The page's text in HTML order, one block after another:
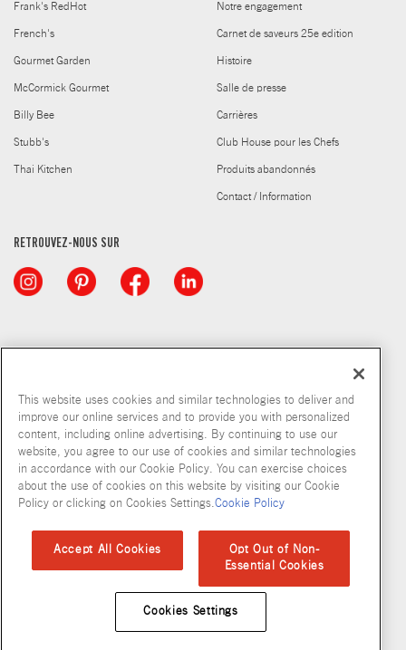
Frank's RedHot
French's
Gourmet Garden
McCormick Gourmet
Billy Bee
Stubb's
Thai Kitchen
Notre engagement
Carnet de saveurs 25e edition
Histoire
Salle de presse
Carrières
Club House pour les Chefs
Produits abandonnés
Contact / Information
RETROUVEZ-NOUS SUR
© McCormick & Company, Inc. 2026
Politique en matiere de fichiers temoins
Plan du site
Normes d'accessibilité
This website uses cookies and similar technologies to deliver and
improve our online services and to provide you with personalized
content, including online advertising. By continuing to use our
website, you agree to our use of cookies and similar technologies
in accordance with our Cookie Policy. You can exercise choices
about the use of cookies on this website by visiting our Cookie
Policy or clicking on Cookies Settings.Cookie Policy
Accept All Cookies
Opt Out of Non-
Essential Cookies
Cookies Settings